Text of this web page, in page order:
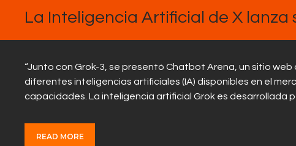
La Inteligencia Artificial de X lanza
“Junto con Grok-3, se presentó Chatbot Arena, un sitio
diferentes inteligencias artificiales (IA) disponibles en el
capacidades. La inteligencia artificial Grok es desarrollada
READ MORE